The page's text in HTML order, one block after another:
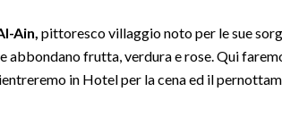
Ain, pittoresco villaggio noto per le sue
abbondano frutta, verdura e rose. Qui
in Hotel per la cena ed il